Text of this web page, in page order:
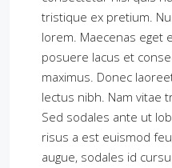
tristique ex pretium.
lorem. Maecenas eget
posuere lacus et
maximus. Donec
lectus nibh. Nam vitae
Sed sodales ante ut
risus a est euismod
augue, sodales id